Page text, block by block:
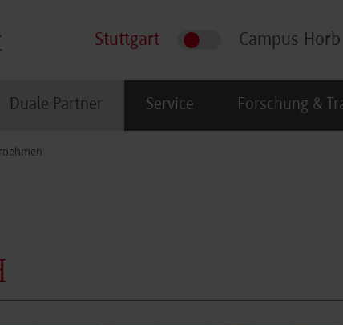
Stuttgart Campus Horb
Duale Partner Service Forschung &